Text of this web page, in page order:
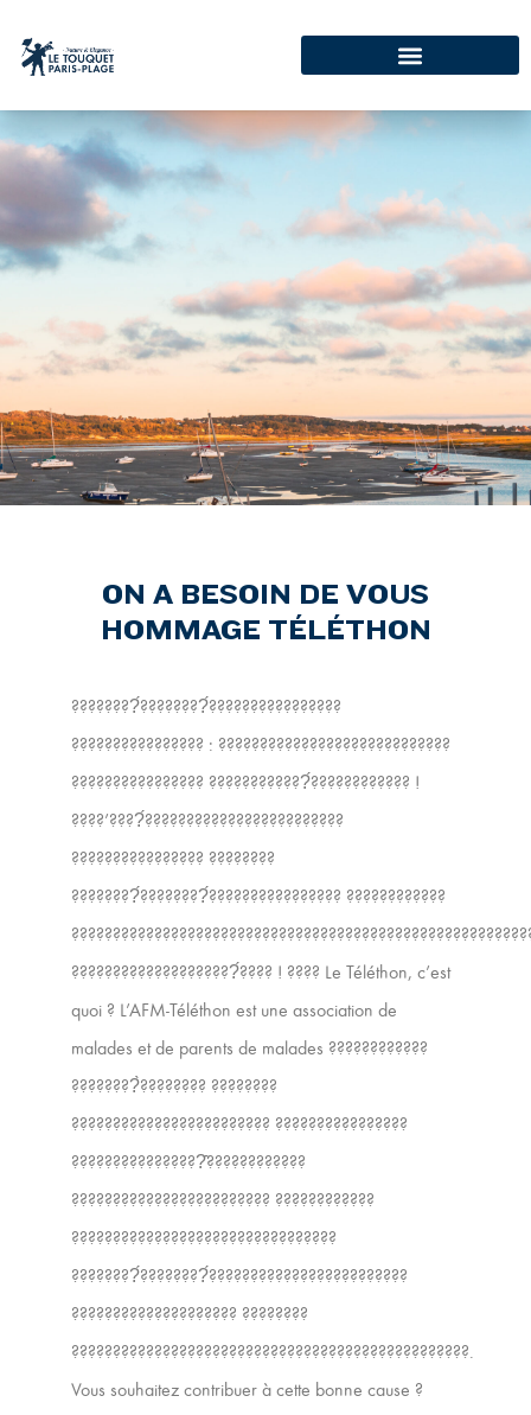
ON A BESOIN DE VOUS
HOMMAGE TÉLÉTHON
????????́????????́????????????????
???????????????? : ????????????????????????????
???????????????? ????????????́???????????? !
????’????́????????????????????????
???????????????? ????????
????????́????????́???????????????? ????????????
????????????????????́???? ! ???? Le Téléthon, c’est
quoi ? L’AFM-Téléthon est une association de
malades et de parents de malades ????????????
????????̀???????? ????????
???????????????????????? ????????????????
????????????????̂????????????
???????????????????????? ????????????
????????????????????????????????
????????́????????́????????????????????????
???????????????????? ????????
????????????????????????????????????????????????.
Vous souhaitez contribuer à cette bonne cause ?